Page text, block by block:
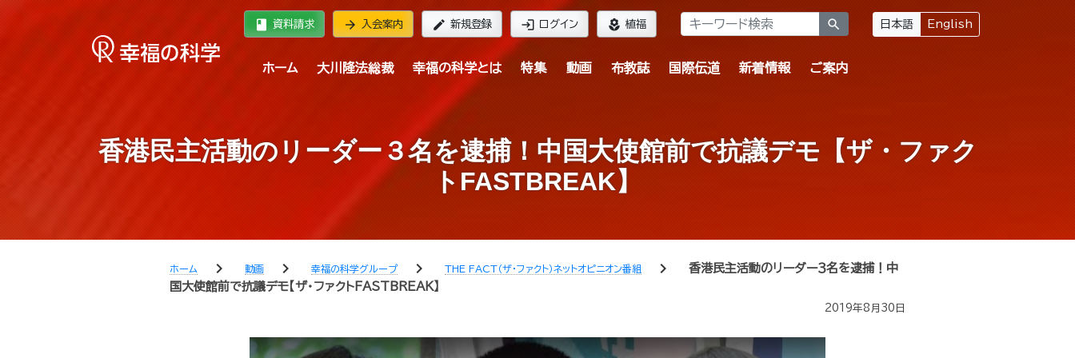
book 資料請求 arrow_forward 入会案内 edit 新規登録 login ログイン local_florist 植福 search 日本語 English
ホーム 大川隆法総裁 幸福の科学とは 特集 動画 布教誌 国際伝道 新着情報 ご案内
香港民主活動のリーダー３名を逮捕！中国大使館前で抗議デモ【ザ・ファク
トFASTBREAK】
ホーム chevron_right 動画 chevron_right 幸福の科学グループ chevron_right THE FACT（ザ・ファクト）ネットオピニオン番組 chevron_right
香港民主活動のリーダー３名を逮捕！中
国大使館前で抗議デモ【ザ・ファクトFASTBREAK】
2019年8月30日